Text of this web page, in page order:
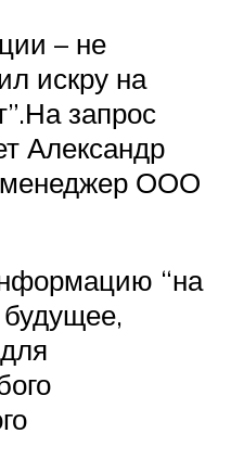
– не
искру на
запрос
Александр
менеджер ООО
“на
будущее,